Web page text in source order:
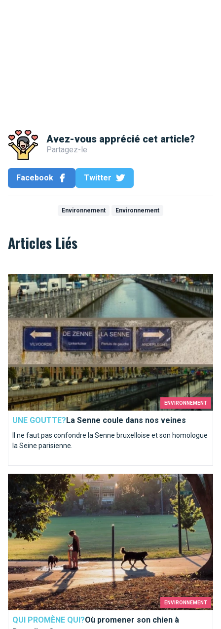
Avez-vous apprécié cet article?
Partagez-le
Facebook Twitter
Environnement Environnement
Articles Liés
ENVIRONNEMENT
UNE GOUTTE?La Senne coule dans nos veines
Il ne faut pas confondre la Senne bruxelloise et son homologue
la Seine parisienne.
La Senne coule dans nos veines
ENVIRONNEMENT
QUI PROMÈNE QUI?Où promener son chien à
Où promener son chien à Bruxelles ?